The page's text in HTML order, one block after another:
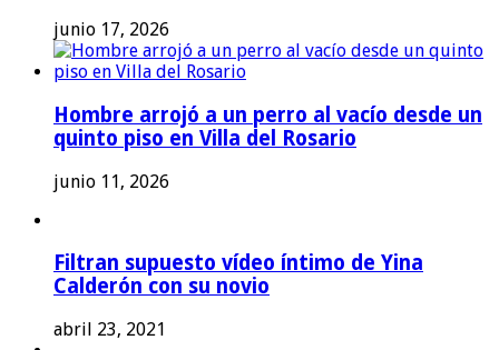
junio 17, 2026
Hombre arrojó a un perro al vacío desde un
quinto piso en Villa del Rosario
junio 11, 2026
Filtran supuesto vídeo íntimo de Yina
Calderón con su novio
abril 23, 2021